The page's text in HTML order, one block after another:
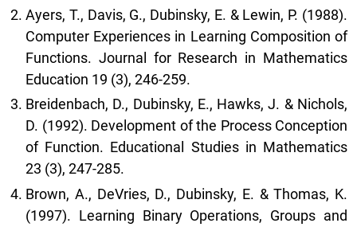
Ayers, T., Davis, G., Dubinsky, E. & Lewin, P. (1988).
Computer Experiences in Learning Composition of
Functions. Journal for Research in Mathematics
Education 19 (3), 246-259.
Breidenbach, D., Dubinsky, E., Hawks, J. & Nichols,
D. (1992). Development of the Process Conception
of Function. Educational Studies in Mathematics
23 (3), 247-285.
Brown, A., DeVries, D., Dubinsky, E. & Thomas, K.
(1997). Learning Binary Operations, Groups and